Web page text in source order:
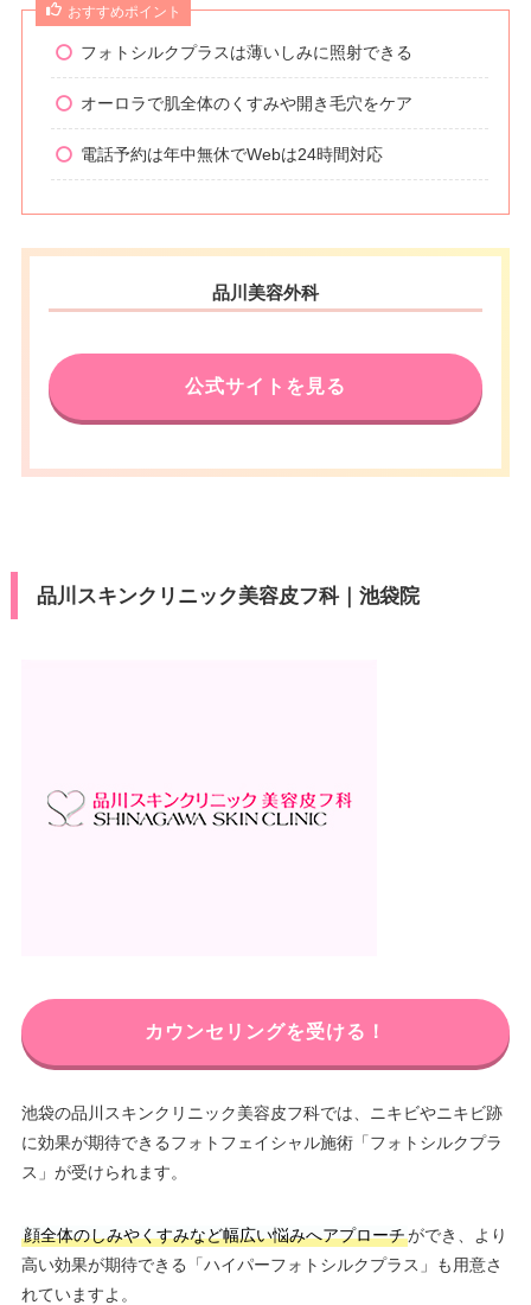
おすすめポイント
フォトシルクプラスは薄いしみに照射できる
オーロラで肌全体のくすみや開き毛穴をケア
電話予約は年中無休でWebは24時間対応
品川美容外科
公式サイトを見る
品川スキンクリニック美容皮フ科｜池袋院
カウンセリングを受ける！
池袋の品川スキンクリニック美容皮フ科では、ニキビやニキビ跡
に効果が期待できるフォトフェイシャル施術「フォトシルクプラ
ス」が受けられます。
顔全体のしみやくすみなど幅広い悩みへアプローチができ、より
高い効果が期待できる「ハイパーフォトシルクプラス」も用意さ
れていますよ。